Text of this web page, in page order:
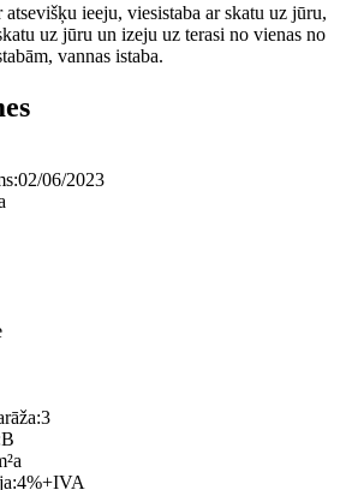
ieeju, viesistaba ar skatu uz jūru,
uz jūru un izeju uz terasi no vienas no
vannas istaba.
02/06/2023
3
B
4%+IVA